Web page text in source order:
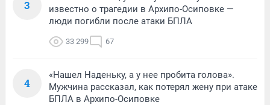
3
известно о трагедии в Архипо-Осиповке —
люди погибли после атаки БПЛА
33 299 67
4
«Нашел Наденьку, а у нее пробита голова».
Мужчина рассказал, как потерял жену при атаке
БПЛА в Архипо-Осиповке